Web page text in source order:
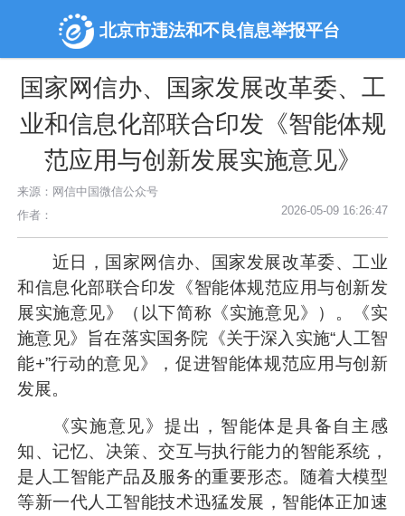
北京市违法和不良信息举报平台
国家网信办、国家发展改革委、工
业和信息化部联合印发《智能体规
范应用与创新发展实施意见》
来源：网信中国微信公众号
作者：
2026-05-09 16:26:47
近日，国家网信办、国家发展改革委、工业
和信息化部联合印发《智能体规范应用与创新发
展实施意见》（以下简称《实施意见》）。《实
施意见》旨在落实国务院《关于深入实施“人工智
能+”行动的意见》，促进智能体规范应用与创新
发展。
《实施意见》提出，智能体是具备自主感
知、记忆、决策、交互与执行能力的智能系统，
是人工智能产品及服务的重要形态。随着大模型
等新一代人工智能技术迅猛发展，智能体正加速